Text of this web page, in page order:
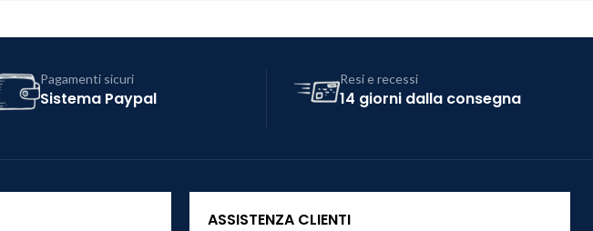
Pagamenti sicuri
Sistema Paypal
Resi e recessi
14 giorni dalla consegna
ASSISTENZA CLIENTI